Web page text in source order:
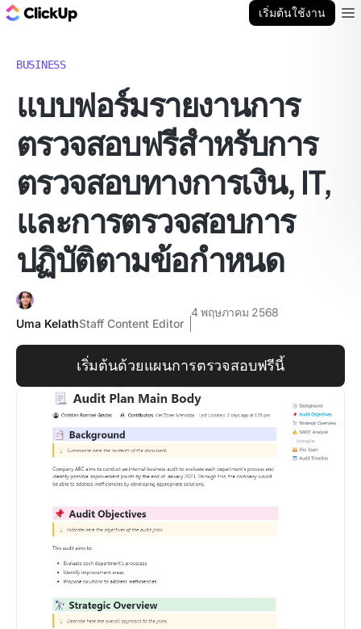
เริ่มต้นใช้งาน
BUSINESS
แบบฟอร์มรายงานการ
ตรวจสอบฟรีสำหรับการ
ตรวจสอบทางการเงิน, IT,
และการตรวจสอบการ
ปฏิบัติตามข้อกำหนด
Uma KelathStaff Content Editor
4 พฤษภาคม 2568
เริ่มต้นด้วยแผนการตรวจสอบฟรีนี้